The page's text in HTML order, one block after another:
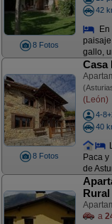
8 Fotos
42
gallo,
8 Fotos
Casa
(León)
4-
40
Paca
de
Rural
a